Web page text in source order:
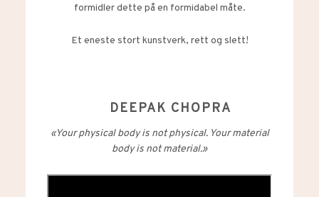
formidler dette på en formidabel måte.
Et eneste stort kunstverk, rett og slett!
DEEPAK CHOPRA
«Your physical body is not physical. Your material
body is not material.»